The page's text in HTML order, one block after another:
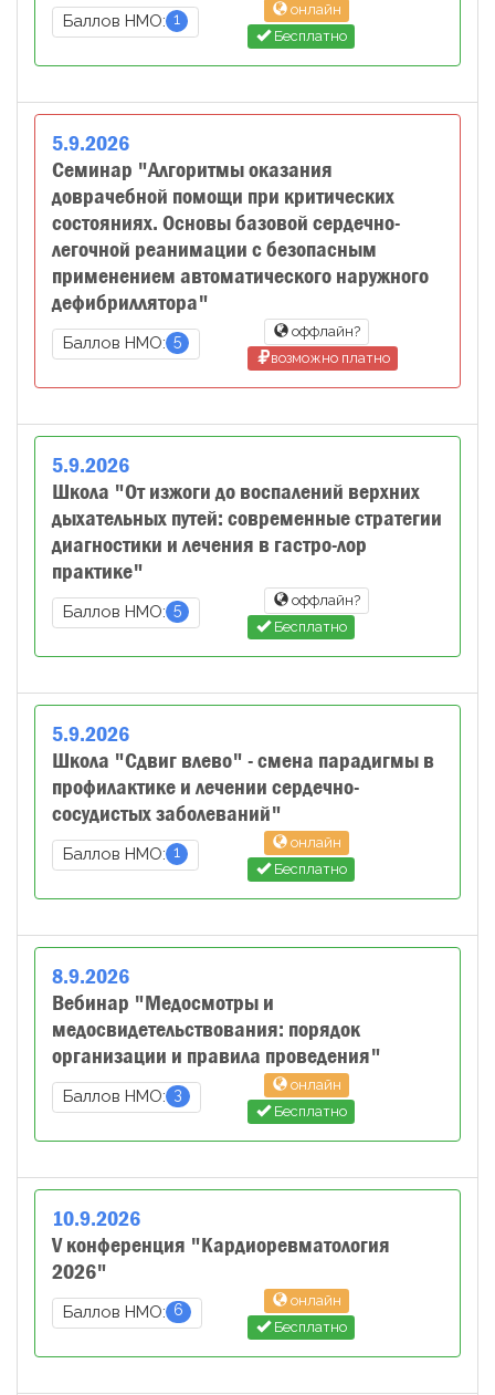
Баллов НМО: 1
онлайн
Бесплатно
5.9.2026
Семинар "Алгоритмы оказания
доврачебной помощи при критических
состояниях. Основы базовой сердечно-
легочной реанимации с безопасным
применением автоматического наружного
дефибриллятора"
Баллов НМО: 5
оффлайн?
возможно платно
5.9.2026
Школа "От изжоги до воспалений верхних
дыхательных путей: современные стратегии
диагностики и лечения в гастро-лор
практике"
Баллов НМО: 5
оффлайн?
Бесплатно
5.9.2026
Школа "Сдвиг влево" - смена парадигмы в
профилактике и лечении сердечно-
сосудистых заболеваний"
Баллов НМО: 1
онлайн
Бесплатно
8.9.2026
Вебинар "Медосмотры и
медосвидетельствования: порядок
организации и правила проведения"
Баллов НМО: 3
онлайн
Бесплатно
10.9.2026
V конференция "Кардиоревматология
2026"
Баллов НМО: 6
онлайн
Бесплатно